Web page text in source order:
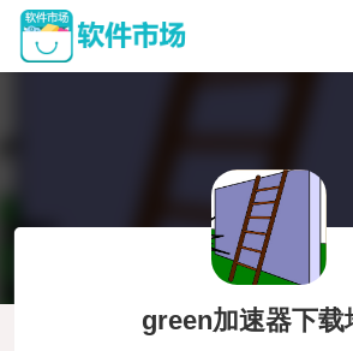
green加速器下载